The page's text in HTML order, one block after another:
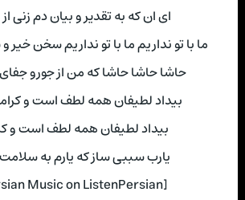
ای ان که به تقدیر و بیان دم زنی
ما با تو نداریم ما با تو نداریم سخن
حاشا حاشا حاشا که من از جورو جفای
بیداد لطیفان همه لطف است و
بیداد لطیفان همه لطف است و
یارب سببی ساز که یارم به
[Persian Music on ListenPersian]